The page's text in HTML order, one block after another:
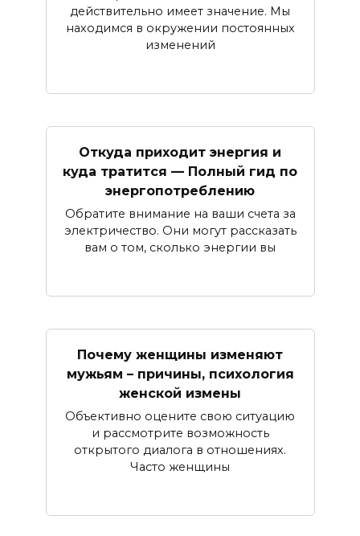
действительно имеет значение. Мы
находимся в окружении постоянных
изменений
Откуда приходит энергия и
куда тратится — Полный гид по
энергопотреблению
Обратите внимание на ваши счета за
электричество. Они могут рассказать
вам о том, сколько энергии вы
Почему женщины изменяют
мужьям – причины, психология
женской измены
Объективно оцените свою ситуацию
и рассмотрите возможность
открытого диалога в отношениях.
Часто женщины